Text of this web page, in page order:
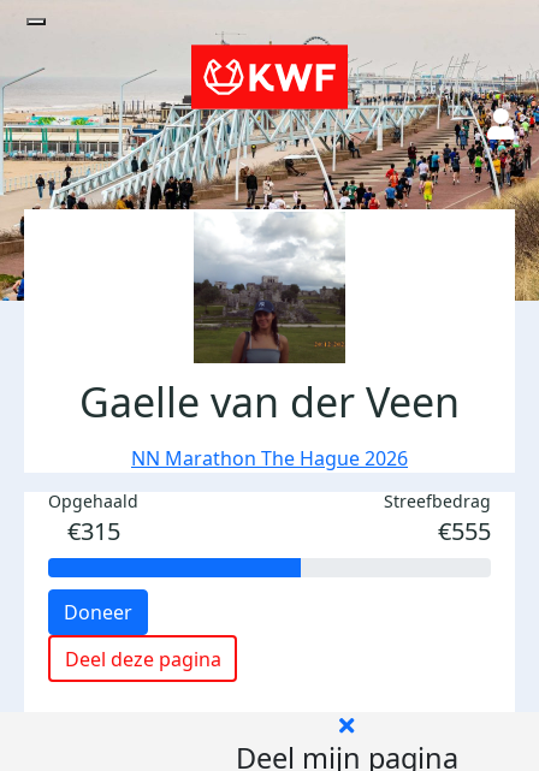
Gaelle van der Veen
NN Marathon The Hague 2026
Opgehaald
€315
Streefbedrag
€555
Doneer
Deel deze pagina
Deel mijn pagina